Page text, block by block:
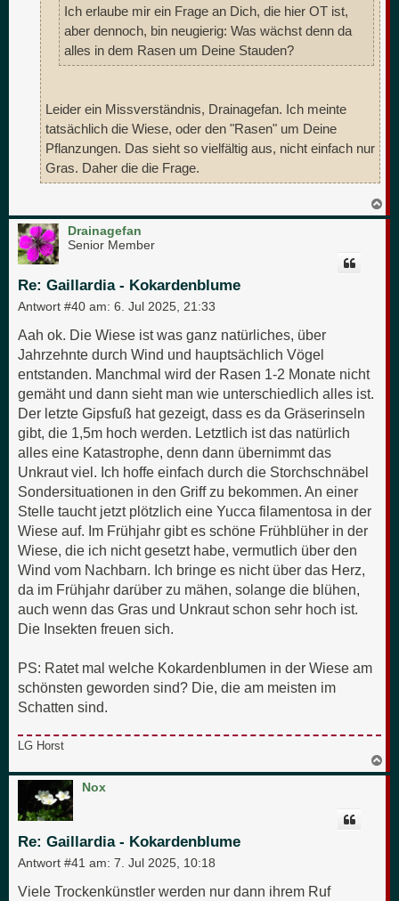
Ich erlaube mir ein Frage an Dich, die hier OT ist,
aber dennoch, bin neugierig: Was wächst denn da
alles in dem Rasen um Deine Stauden?
Leider ein Missverständnis, Drainagefan. Ich meinte
tatsächlich die Wiese, oder den "Rasen" um Deine
Pflanzungen. Das sieht so vielfältig aus, nicht einfach nur
Gras. Daher die die Frage.
a
Drainagefan
Senior Member
Re: Gaillardia - Kokardenblume
Antwort #40 am: 6. Jul 2025, 21:33
Aah ok. Die Wiese ist was ganz natürliches, über
Jahrzehnte durch Wind und hauptsächlich Vögel
entstanden. Manchmal wird der Rasen 1-2 Monate nicht
gemäht und dann sieht man wie unterschiedlich alles ist.
Der letzte Gipsfuß hat gezeigt, dass es da Gräserinseln
gibt, die 1,5m hoch werden. Letztlich ist das natürlich
alles eine Katastrophe, denn dann übernimmt das
Unkraut viel. Ich hoffe einfach durch die Storchschnäbel
Sondersituationen in den Griff zu bekommen. An einer
Stelle taucht jetzt plötzlich eine Yucca filamentosa in der
Wiese auf. Im Frühjahr gibt es schöne Frühblüher in der
Wiese, die ich nicht gesetzt habe, vermutlich über den
Wind vom Nachbarn. Ich bringe es nicht über das Herz,
da im Frühjahr darüber zu mähen, solange die blühen,
auch wenn das Gras und Unkraut schon sehr hoch ist.
Die Insekten freuen sich.
PS: Ratet mal welche Kokardenblumen in der Wiese am
schönsten geworden sind? Die, die am meisten im
Schatten sind.
LG Horst
a
Nox
Re: Gaillardia - Kokardenblume
Antwort #41 am: 7. Jul 2025, 10:18
Viele Trockenkünstler werden nur dann ihrem Ruf